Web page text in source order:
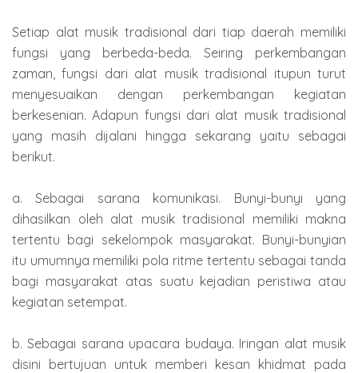
Setiap alat musik tradisional dari tiap daerah memiliki
fungsi yang berbeda-beda. Seiring perkembangan
zaman, fungsi dari alat musik tradisional itupun turut
menyesuaikan dengan perkembangan kegiatan
berkesenian. Adapun fungsi dari alat musik tradisional
yang masih dijalani hingga sekarang yaitu sebagai
berikut.
a. Sebagai sarana komunikasi. Bunyi-bunyi yang
dihasilkan oleh alat musik tradisional memiliki makna
tertentu bagi sekelompok masyarakat. Bunyi-bunyian
itu umumnya memiliki pola ritme tertentu sebagai tanda
bagi masyarakat atas suatu kejadian peristiwa atau
kegiatan setempat.
b. Sebagai sarana upacara budaya. Iringan alat musik
disini bertujuan untuk memberi kesan khidmat pada